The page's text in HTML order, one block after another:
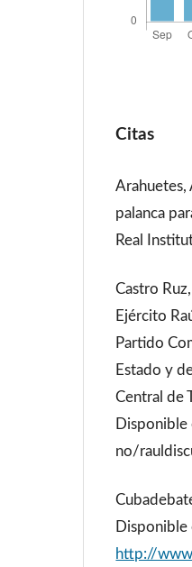
Citas
Arahuetes,
palanca
Real
Castro
Ejército
Partido
Estado y
Central de
Disponible
no/
Disponible
http://